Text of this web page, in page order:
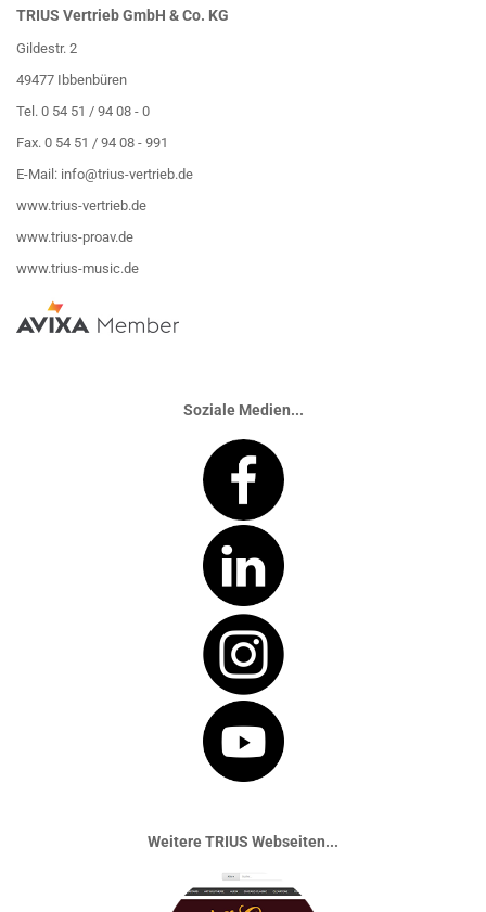
TRIUS Vertrieb GmbH & Co. KG
Gildestr. 2
49477 Ibbenbüren
Tel. 0 54 51 / 94 08 - 0
Fax. 0 54 51 / 94 08 - 991
E-Mail: info@trius-vertrieb.de
www.trius-vertrieb.de
www.trius-proav.de
www.trius-music.de
Soziale Medien...
Weitere TRIUS Webseiten...